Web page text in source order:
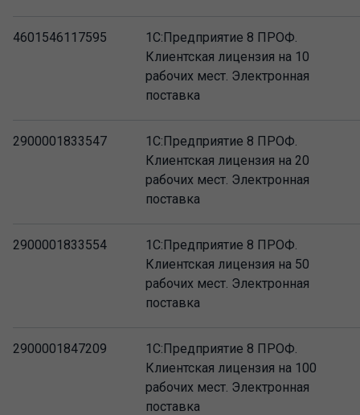
4601546117595
1С:Предприятие 8 ПРОФ.
Клиентская лицензия на 10
рабочих мест. Электронная
поставка
2900001833547
1С:Предприятие 8 ПРОФ.
Клиентская лицензия на 20
рабочих мест. Электронная
поставка
2900001833554
1С:Предприятие 8 ПРОФ.
Клиентская лицензия на 50
рабочих мест. Электронная
поставка
2900001847209
1С:Предприятие 8 ПРОФ.
Клиентская лицензия на 100
рабочих мест. Электронная
поставка